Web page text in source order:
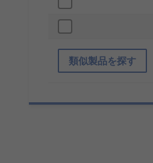
類似製品を探す